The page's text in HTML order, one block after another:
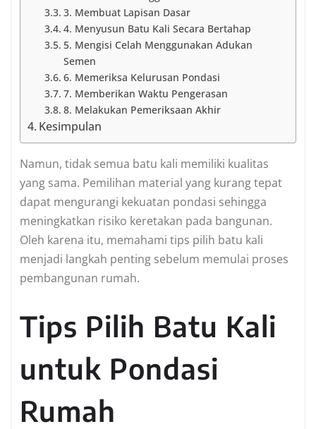
3. Membuat Lapisan Dasar
4. Menyusun Batu Kali Secara Bertahap
5. Mengisi Celah Menggunakan Adukan
Semen
6. Memeriksa Kelurusan Pondasi
7. Memberikan Waktu Pengerasan
8. Melakukan Pemeriksaan Akhir
Kesimpulan
Namun, tidak semua batu kali memiliki kualitas
yang sama. Pemilihan material yang kurang tepat
dapat mengurangi kekuatan pondasi sehingga
meningkatkan risiko keretakan pada bangunan.
Oleh karena itu, memahami tips pilih batu kali
menjadi langkah penting sebelum memulai proses
pembangunan rumah.
Tips Pilih Batu Kali
untuk Pondasi
Rumah